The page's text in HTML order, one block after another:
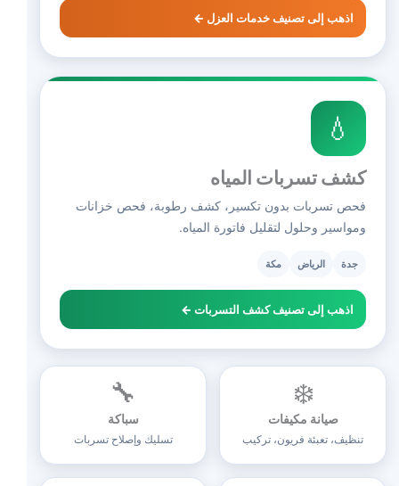
اذهب إلى تصنيف خدمات العزل ←
💧
كشف تسربات المياه
فحص تسربات بدون تكسير، كشف رطوبة، فحص خزانات
ومواسير وحلول لتقليل فاتورة المياه.
جدة الرياض مكة
اذهب إلى تصنيف كشف التسربات ←
❄️
صيانة مكيفات
تنظيف، تعبئة فريون، تركيب
🔧
سباكة
تسليك وإصلاح تسربات